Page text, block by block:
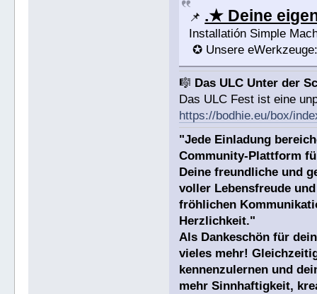
📌 .★ Deine
Installatión Simple
✪ Unsere
🎼 Das ULC Unter der
Das ULC Fest ist eine
https://bodhie.eu/box/
"Jede Einladung
Community-Plattform
Deine freundliche und
voller Lebensfreude
fröhlichen
Herzlichkeit."
Als Dankeschön für
vieles mehr!
kennenzulernen und
mehr Sinnhaftigkeit,